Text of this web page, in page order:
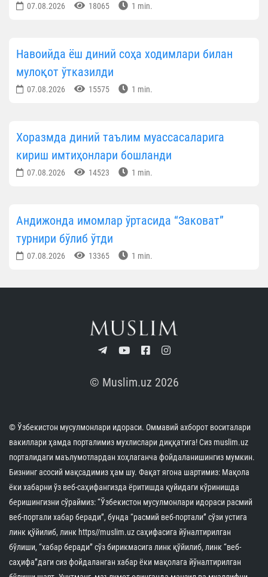
07.08.2026 18065 1 min.
Навоийда ёш диний соҳа ходимлари билан
мулоқот ўтказилди
07.08.2026 15575 1 min.
Хоразмда диний таълим муассасаларига
кириш имтиҳонлари бошланди
07.08.2026 14523 1 min.
Андижонда имомлар ўртасида “Заковат”
турнири бўлиб ўтди
07.08.2026 13365 1 min.
© Muslim.uz 2026
© Ўзбекистон мусулмонлари идораси. Оммавий ахборот воситалари
вакиллари ҳамда порталимиз мухлислари диққатига! Сиз muslim.uz
порталидаги маълумотлардан хоҳлаганча фойдаланишингиз мумкин.
Бизнинг асосий мақсадимиз ҳам шу. Фақат ягона шартимиз: Мақола
ёки хабарни ўз веб-саҳифангизда ёритишда қуйидаги кўринишда
беришингизни сўраймиз: “Ўзбекистон мусулмонлари идораси расмий
веб-портали хабар беради”, бунда “расмий веб-портали” сўзи устига
линк қўйилиб, линк https//muslim.uz саҳифасига йўналтирилган
бўлиши, “хабар беради” сўз бирикмасига линк қўйилиб, линк “веб-
саҳифа”даги сиз фойдаланган хабар ёки мақолага йўналтирилган